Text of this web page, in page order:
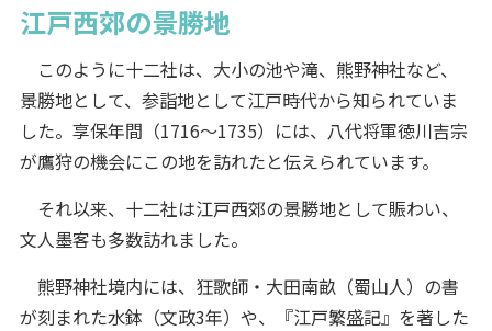
江戸西郊の景勝地
このように十二社は、大小の池や滝、熊野神社など、
景勝地として、参詣地として江戸時代から知られていま
した。享保年間（1716～1735）には、八代将軍徳川吉宗
が鷹狩の機会にこの地を訪れたと伝えられています。
それ以来、十二社は江戸西郊の景勝地として賑わい、
文人墨客も多数訪れました。
熊野神社境内には、狂歌師・大田南畝（蜀山人）の書
が刻まれた水鉢（文政3年）や、『江戸繁盛記』を著した